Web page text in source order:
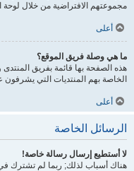
مجموعتهم الافتراضية من خلال
أعلى
ما هي وصلة فريق الموقع؟
هذه الصفحة بها قائمة بفريق
الخاصة بهم المنتديات التي يشرفون
أعلى
الرسائل الخاصة
لا أستطيع إرسال رسالة خاصة!
هناك أسباب لذلك; ربما لم تشترك